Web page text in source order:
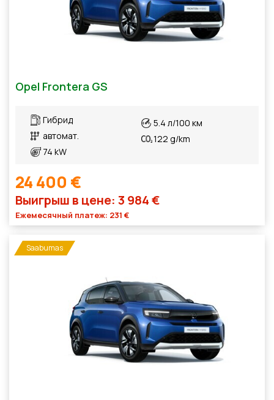
Opel Frontera GS
Гибрид
автомат.
74 kW
5.4 л/100 км
122 g/km
24 400 €
Выигрыш в цене: 3 984 €
Ежемесячный платеж: 231 €
Saabumas